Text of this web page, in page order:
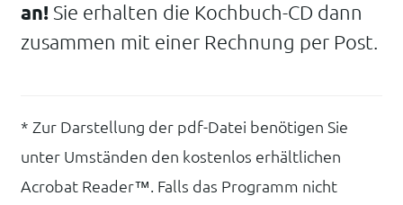
an! Sie erhalten die Kochbuch-CD dann
zusammen mit einer Rechnung per Post.
* Zur Darstellung der pdf-Datei benötigen Sie
unter Umständen den kostenlos erhältlichen
Acrobat Reader™. Falls das Programm nicht